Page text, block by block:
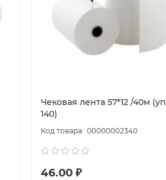
Чековая лента 57*12 /40м (уп
140)
00000002340
46.00 ₽